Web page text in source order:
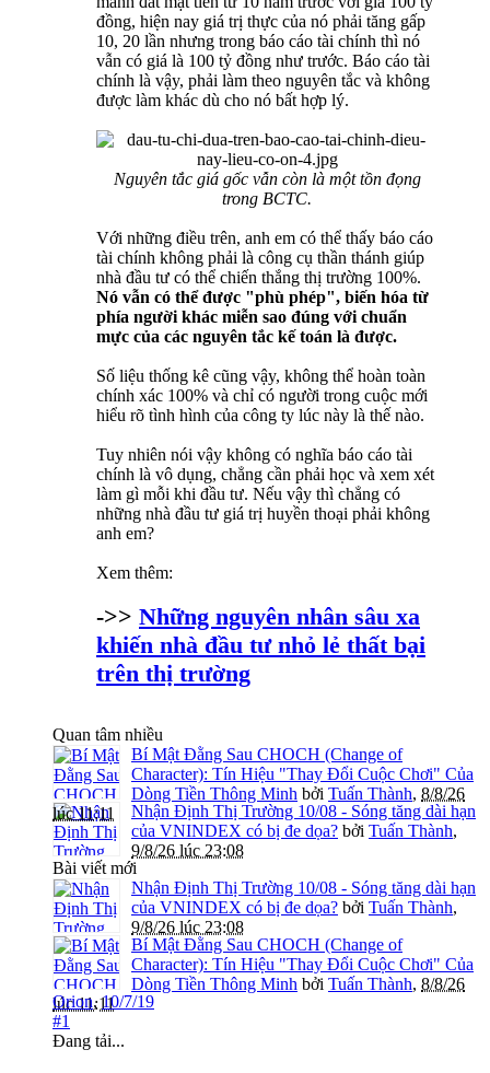
đồng, hiện nay giá trị thực của nó phải tăng gấp
10, 20 lần nhưng trong báo cáo tài chính thì nó
vẫn có giá là 100 tỷ đồng như trước. Báo cáo tài
chính là vậy, phải làm theo nguyên tắc và không
được làm khác dù cho nó bất hợp lý.
Nguyên tắc giá gốc vẫn còn là một tồn đọng
trong BCTC.
Với những điều trên, anh em có thể thấy báo cáo
tài chính không phải là công cụ thần thánh giúp
nhà đầu tư có thể chiến thắng thị trường 100%.
Nó vẫn có thể được "phù phép", biến hóa từ
phía người khác miễn sao đúng với chuẩn
mực của các nguyên tắc kế toán là được.
Số liệu thống kê cũng vậy, không thể hoàn toàn
chính xác 100% và chỉ có người trong cuộc mới
hiểu rõ tình hình của công ty lúc này là thế nào.
Tuy nhiên nói vậy không có nghĩa báo cáo tài
chính là vô dụng, chẳng cần phải học và xem xét
làm gì mỗi khi đầu tư. Nếu vậy thì chẳng có
những nhà đầu tư giá trị huyền thoại phải không
anh em?
Xem thêm:
->> Những nguyên nhân sâu xa
khiến nhà đầu tư nhỏ lẻ thất bại
trên thị trường
Quan tâm nhiều
Bí Mật Đằng Sau CHOCH (Change of
Character): Tín Hiệu "Thay Đổi Cuộc Chơi" Của
Dòng Tiền Thông Minh bởi Tuấn Thành, 8/8/26
lúc 11:11
Nhận Định Thị Trường 10/08 - Sóng tăng dài hạn
của VNINDEX có bị đe dọa? bởi Tuấn Thành,
9/8/26 lúc 23:08
Bài viết mới
Nhận Định Thị Trường 10/08 - Sóng tăng dài hạn
của VNINDEX có bị đe dọa? bởi Tuấn Thành,
9/8/26 lúc 23:08
Bí Mật Đằng Sau CHOCH (Change of
Character): Tín Hiệu "Thay Đổi Cuộc Chơi" Của
Dòng Tiền Thông Minh bởi Tuấn Thành, 8/8/26
lúc 11:11
Orion,10/7/19
#1
Đang tải...